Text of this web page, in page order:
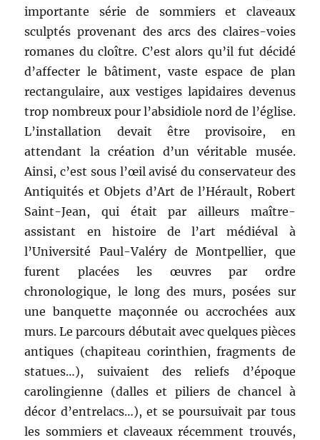
importante série de sommiers et claveaux
sculptés provenant des arcs des claires-voies
romanes du cloître. C’est alors qu’il fut décidé
d’affecter le bâtiment, vaste espace de plan
rectangulaire, aux vestiges lapidaires devenus
trop nombreux pour l’absidiole nord de l’église.
L’installation devait être provisoire, en
attendant la création d’un véritable musée.
Ainsi, c’est sous l’œil avisé du conservateur des
Antiquités et Objets d’Art de l’Hérault, Robert
Saint-Jean, qui était par ailleurs maître-
assistant en histoire de l’art médiéval à
l’Université Paul-Valéry de Montpellier, que
furent placées les œuvres par ordre
chronologique, le long des murs, posées sur
une banquette maçonnée ou accrochées aux
murs. Le parcours débutait avec quelques pièces
antiques (chapiteau corinthien, fragments de
statues…), suivaient des reliefs d’époque
carolingienne (dalles et piliers de chancel à
décor d’entrelacs…), et se poursuivait par tous
les sommiers et claveaux récemment trouvés,